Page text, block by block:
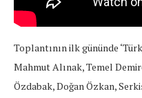
Toplantının ilk gününde
Mahmut Alınak, Temel
Özdabak, Doğan Özkan,